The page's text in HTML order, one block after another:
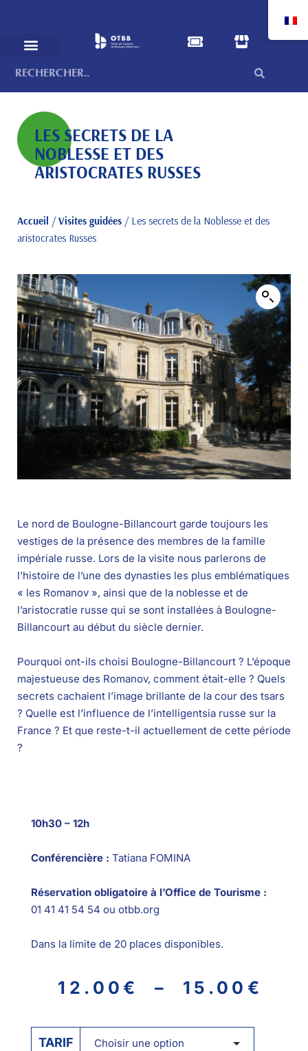
LES SECRETS DE LA
NOBLESSE ET DES
ARISTOCRATES RUSSES
Accueil /Visites guidées / Les secrets de la Noblesse et des
aristocrates Russes
Le nord de Boulogne-Billancourt garde toujours les
vestiges de la présence des membres de la famille
impériale russe. Lors de la visite nous parlerons de
l’histoire de l’une des dynasties les plus emblématiques
« les Romanov », ainsi que de la noblesse et de
l’aristocratie russe qui se sont installées à Boulogne-
Billancourt au début du siècle dernier.
Pourquoi ont-ils choisi Boulogne-Billancourt ? L’époque
majestueuse des Romanov, comment était-elle ? Quels
secrets cachaient l’image brillante de la cour des tsars
? Quelle est l’influence de l’intelligentsia russe sur la
France ? Et que reste-t-il actuellement de cette période
?
10h30 – 12h
Conférencière : Tatiana FOMINA
Réservation obligatoire à l’Office de Tourisme :
01 41 41 54 54 ou otbb.org
Dans la limite de 20 places disponibles.
12.00€ – 15.00 €
TARIF